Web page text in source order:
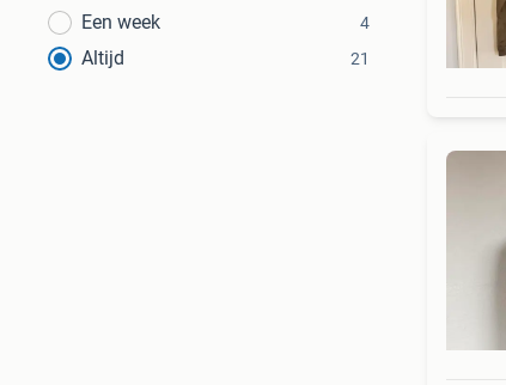
Een week 4
Altijd 21